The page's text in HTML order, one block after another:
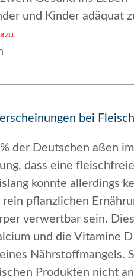
und Kinder adäquat
bei
der Deutschen aßen
dass eine
konnte allerdings
rein pflanzlichen
verwertbar sein.
und die Vitamine
Nährstoffmangels.
Produkten nicht